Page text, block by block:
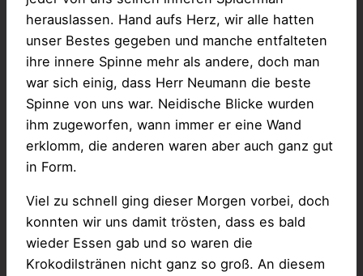
herauslassen. Hand aufs Herz, wir alle hatten
unser Bestes gegeben und manche entfalteten
ihre innere Spinne mehr als andere, doch man
war sich einig, dass Herr Neumann die beste
Spinne von uns war. Neidische Blicke wurden
ihm zugeworfen, wann immer er eine Wand
erklomm, die anderen waren aber auch ganz gut
in Form.
Viel zu schnell ging dieser Morgen vorbei, doch
konnten wir uns damit trösten, dass es bald
wieder Essen gab und so waren die
Krokodilstränen nicht ganz so groß. An diesem